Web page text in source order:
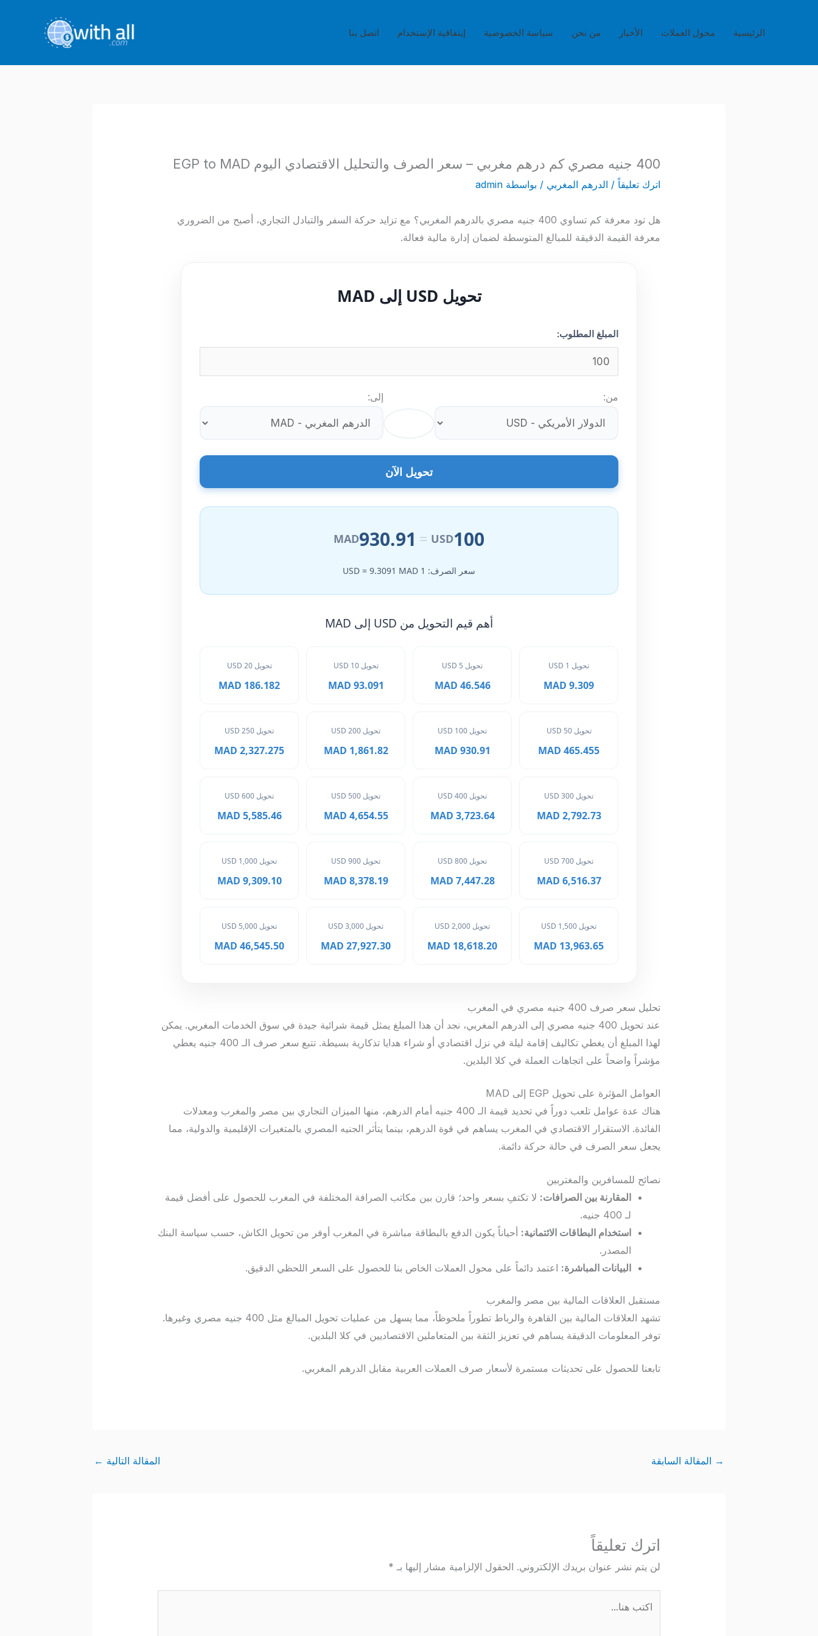
الرئيسية محول العملات الأخبار من نحن سياسة الخصوصية إيتفاقية الإستخدام اتصل بنا
400 جنيه مصري كم درهم مغربي – سعر الصرف والتحليل الاقتصادي اليوم EGP to MAD
اترك تعليقاً / الدرهم المغربي / بواسطة admin
هل تود معرفة كم تساوي 400 جنيه مصري بالدرهم المغربي؟ مع تزايد حركة السفر والتبادل التجاري، أصبح من الضروري
معرفة القيمة الدقيقة للمبالغ المتوسطة لضمان إدارة مالية فعالة.
تحويل USD إلى MAD
المبلغ المطلوب:
من: إلى:
تحويل الآن
100
USD
=
930.91
MAD
سعر الصرف: 1 USD = 9.3091 MAD
أهم قيم التحويل من USD إلى MAD
تحويل 1 USD
9.309 MAD
تحويل 5 USD
46.546 MAD
تحويل 10 USD
93.091 MAD
تحويل 20 USD
186.182 MAD
تحويل 50 USD
465.455 MAD
تحويل 100 USD
930.91 MAD
تحويل 200 USD
1,861.82 MAD
تحويل 250 USD
2,327.275 MAD
تحويل 300 USD
2,792.73 MAD
تحويل 400 USD
3,723.64 MAD
تحويل 500 USD
4,654.55 MAD
تحويل 600 USD
5,585.46 MAD
تحويل 700 USD
6,516.37 MAD
تحويل 800 USD
7,447.28 MAD
تحويل 900 USD
8,378.19 MAD
تحويل 1,000 USD
9,309.10 MAD
تحويل 1,500 USD
13,963.65 MAD
تحويل 2,000 USD
18,618.20 MAD
تحويل 3,000 USD
27,927.30 MAD
تحويل 5,000 USD
46,545.50 MAD
تحليل سعر صرف 400 جنيه مصري في المغرب
عند تحويل 400 جنيه مصري إلى الدرهم المغربي، نجد أن هذا المبلغ يمثل قيمة شرائية جيدة في سوق الخدمات المغربي. يمكن
لهذا المبلغ أن يغطي تكاليف إقامة ليلة في نزل اقتصادي أو شراء هدايا تذكارية بسيطة. تتبع سعر صرف الـ 400 جنيه يعطي
مؤشراً واضحاً على اتجاهات العملة في كلا البلدين.
العوامل المؤثرة على تحويل EGP إلى MAD
هناك عدة عوامل تلعب دوراً في تحديد قيمة الـ 400 جنيه أمام الدرهم، منها الميزان التجاري بين مصر والمغرب ومعدلات
الفائدة. الاستقرار الاقتصادي في المغرب يساهم في قوة الدرهم، بينما يتأثر الجنيه المصري بالمتغيرات الإقليمية والدولية، مما
يجعل سعر الصرف في حالة حركة دائمة.
نصائح للمسافرين والمغتربين
المقارنة بين الصرافات: لا تكتفِ بسعر واحد؛ قارن بين مكاتب الصرافة المختلفة في المغرب للحصول على أفضل قيمة
لـ 400 جنيه.
استخدام البطاقات الائتمانية: أحياناً يكون الدفع بالبطاقة مباشرة في المغرب أوفر من تحويل الكاش، حسب سياسة البنك
المصدر.
البيانات المباشرة: اعتمد دائماً على محول العملات الخاص بنا للحصول على السعر اللحظي الدقيق.
مستقبل العلاقات المالية بين مصر والمغرب
تشهد العلاقات المالية بين القاهرة والرباط تطوراً ملحوظاً، مما يسهل من عمليات تحويل المبالغ مثل 400 جنيه مصري وغيرها.
توفر المعلومات الدقيقة يساهم في تعزيز الثقة بين المتعاملين الاقتصاديين في كلا البلدين.
تابعنا للحصول على تحديثات مستمرة لأسعار صرف العملات العربية مقابل الدرهم المغربي.
→ المقالة السابقة المقالة التالية ←
اترك تعليقاً
لن يتم نشر عنوان بريدك الإلكتروني. الحقول الإلزامية مشار إليها بـ *